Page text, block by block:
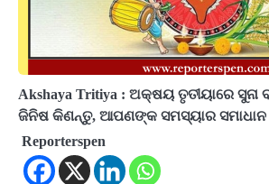
Akshaya Tritiya : ଅକ୍ଷୟ ତୃତୀୟାରେ
ଜିନିଷ କିଣନ୍ତୁ, ଆପଣଙ୍କ ସମସ୍ୟାର ସମାଧାନ
Reporterspen